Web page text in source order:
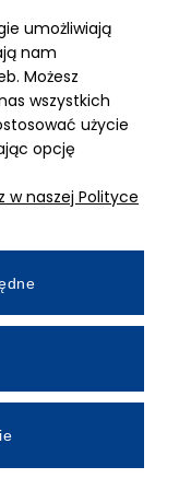
umożliwiają
nam
Możesz
wszystkich
użycie
opcję
w naszej Polityce